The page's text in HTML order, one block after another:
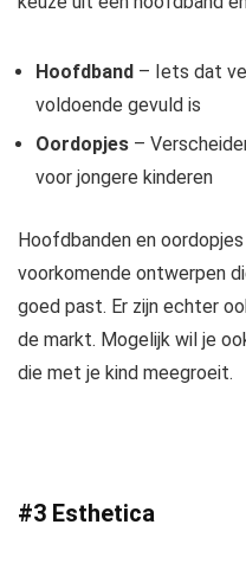
Hoofdband – Iets dat
voldoende gevuld is
Oordopjes –
voor jongere kinderen
Hoofdbanden en
voorkomende ontwerpen
goed past. Er zijn echter
de markt. Mogelijk wil je
die met je kind meegroeit.
#3 Esthetica